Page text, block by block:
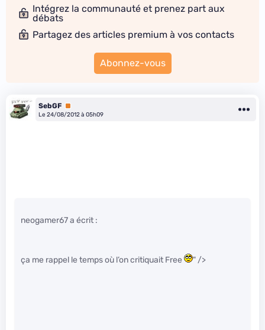
Intégrez la communauté et prenez part aux
débats
Partagez des articles premium à vos contacts
Abonnez-vous
SebGF Premium
Le 24/08/2012 à 05h09
neogamer67 a écrit :
ça me rappel le temps où l’on critiquait Free " />